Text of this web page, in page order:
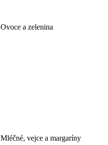
Ovoce a zelenina
Mléčné, vejce a margaríny